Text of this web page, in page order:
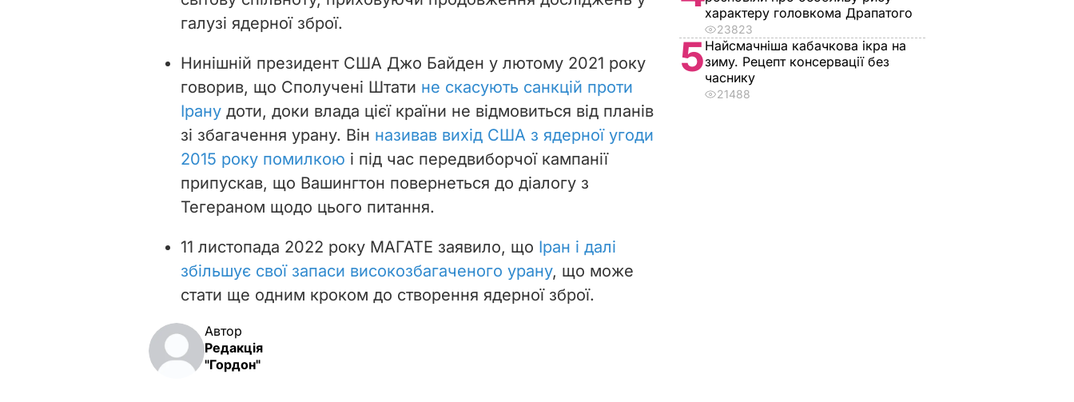
галузі ядерної зброї.
Нинішній президент США Джо Байден у лютому 2021 року
говорив, що Сполучені Штати не скасують санкцій проти
Ірану доти, доки влада цієї країни не відмовиться від планів
зі збагачення урану. Він називав вихід США з ядерної угоди
2015 року помилкою і під час передвиборчої кампанії
припускав, що Вашингтон повернеться до діалогу з
Тегераном щодо цього питання.
11 листопада 2022 року МАГАТЕ заявило, що Іран і далі
збільшує свої запаси високозбагаченого урану, що може
стати ще одним кроком до створення ядерної зброї.
Автор
Редакція
"Гордон"
характеру головкома Драпатого
23823
5Найсмачніша кабачкова ікра на
зиму. Рецепт консервації без
часнику
21488